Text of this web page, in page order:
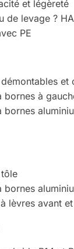
et légèreté
de levage ?
PE
et
bornes à
bornes
bornes
lèvres avant